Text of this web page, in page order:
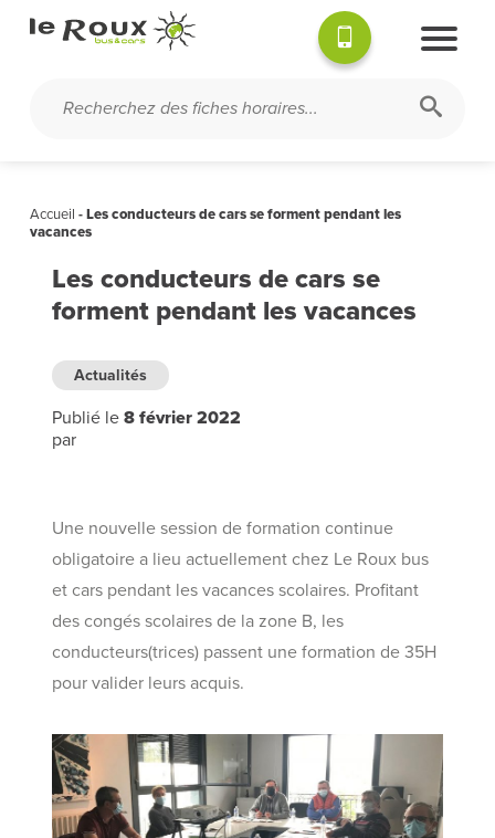
Accueil -Les conducteurs de cars se forment pendant les
vacances
Les conducteurs de cars se
forment pendant les vacances
Actualités
Publié le8 février 2022
par
Une nouvelle session de formation continue
obligatoire a lieu actuellement chez Le Roux bus
et cars pendant les vacances scolaires. Profitant
des congés scolaires de la zone B, les
conducteurs(trices) passent une formation de 35H
pour valider leurs acquis.